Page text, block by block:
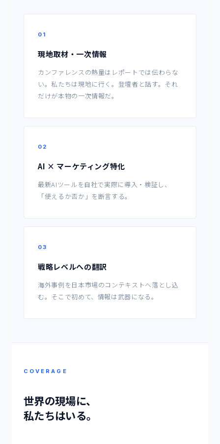
01
現地取材・一次情報
カンファレンスの熱量はレポートでは伝わらな
い。私たちは現地に行く。登壇者と話す。それ
だけが本物の一次情報だ。
02
AI × マーケティング特化
最新AIツールを自社で実際に導入・検証し、
「使えるか否か」を断言する。
03
戦略レベルへの翻訳
海外事例を日本市場のコンテキストへ落とし込
む。そこで初めて、情報は武器になる。
COVERAGE
世界の現場に、
私たちはいる。